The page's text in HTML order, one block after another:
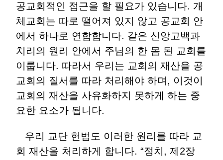
공교회적인 접근을 할 필요가 있습니다. 개
체교회는 따로 떨어져 있지 않고 공교회 안
에서 하나로 연합합니다. 같은 신앙고백과
치리의 원리 안에서 주님의 한 몸 된 교회를
이룹니다. 따라서 우리는 교회의 재산을 공
교회의 질서를 따라 처리해야 하며 , 이것이
교회의 재산을 사유화하지 못하게 하는 중
요한 요소가 됩니다.
우리 교단 헌법도 이러한 원리를 따라 교
회 재산을 처리하게 합니다. “정치 , 제 2장